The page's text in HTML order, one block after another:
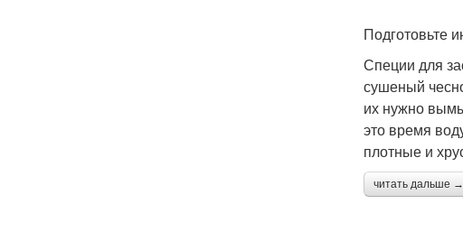
Подготовьте
Специи для
сушеный
их нужно
это время
плотные и
читать дальше →